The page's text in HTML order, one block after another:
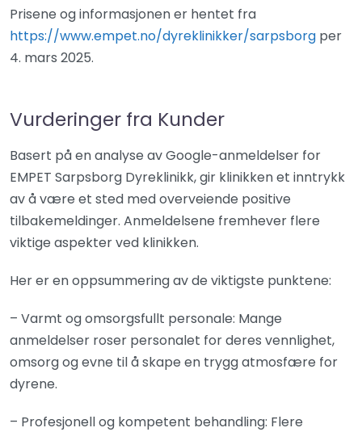
Prisene og informasjonen er hentet fra
https://www.empet.no/dyreklinikker/sarpsborg per
4. mars 2025.
Vurderinger fra Kunder
Basert på en analyse av Google-anmeldelser for
EMPET Sarpsborg Dyreklinikk, gir klinikken et inntrykk
av å være et sted med overveiende positive
tilbakemeldinger. Anmeldelsene fremhever flere
viktige aspekter ved klinikken.
Her er en oppsummering av de viktigste punktene:
– Varmt og omsorgsfullt personale: Mange
anmeldelser roser personalet for deres vennlighet,
omsorg og evne til å skape en trygg atmosfære for
dyrene.
– Profesjonell og kompetent behandling: Flere